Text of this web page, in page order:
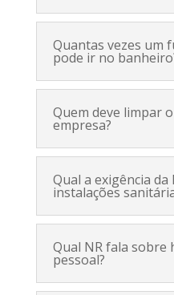
Quantas vezes um
pode ir no
Quem deve limpar
empresa?
Qual a exigência da
instalações
Qual NR fala sobre
pessoal?